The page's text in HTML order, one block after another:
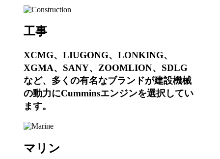
工事
XCMG、LIUGONG、LONKING、
XGMA、SANY、ZOOMLION、SDLG
など、多くの有名なブランドが建設機械
の動力にCumminsエンジンを選択してい
ます。
マリン